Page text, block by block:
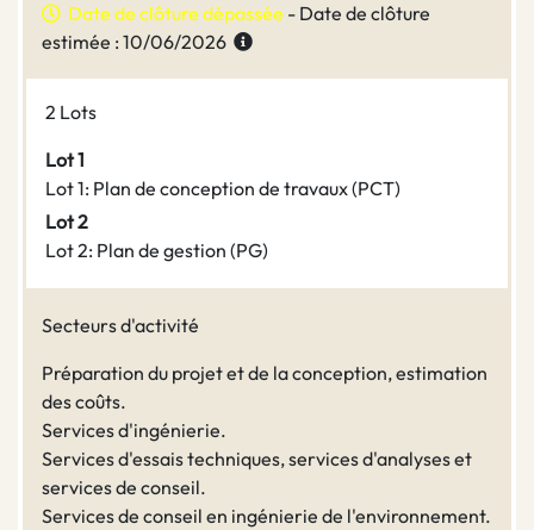
Date de clôture dépassée - Date de clôture
estimée : 10/06/2026
2 Lots
Lot 1
Lot 1: Plan de conception de travaux (PCT)
Lot 2
Lot 2: Plan de gestion (PG)
Secteurs d'activité
Préparation du projet et de la conception, estimation
des coûts.
Services d'ingénierie.
Services d'essais techniques, services d'analyses et
services de conseil.
Services de conseil en ingénierie de l'environnement.